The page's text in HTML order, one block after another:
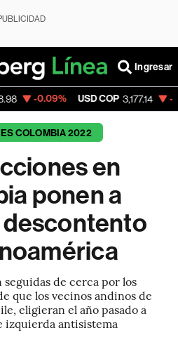
Ingresar
USD COP 3,177.14 -0.59% Tesla
COLOMBIA 2022
en
ponen a
descontento
seguidas de cerca por los
que los vecinos andinos de
eligieran el año pasado a
izquierda antisistema